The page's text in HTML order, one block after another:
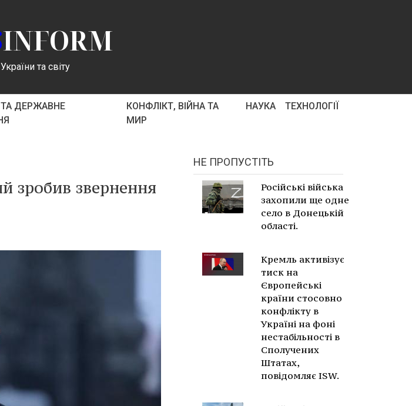
INFORM
та світу
ТА ДЕРЖАВНЕ
КОНФЛІКТ, ВІЙНА ТА
МИР
НАУКА ТЕХНОЛОГІЇ
зробив звернення
НЕ ПРОПУСТІТЬ
Російські війська
захопили ще одне
село в Донецькій
області.
Кремль активізує
тиск на
Європейські
країни стосовно
конфлікту в
Україні на фоні
нестабільності в
Сполучених
Штатах,
повідомляє ISW.